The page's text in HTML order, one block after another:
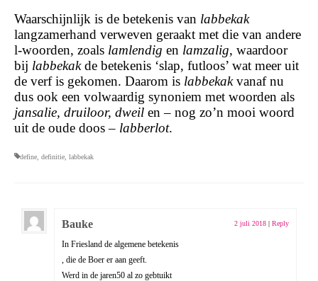
Waarschijnlijk is de betekenis van labbekak
langzamerhand verweven geraakt met die van andere
l-woorden, zoals lamlendig en lamzalig, waardoor
bij labbekakde betekenis ‘slap, futloos’ wat meer uit
de verf is gekomen. Daarom is labbekakvanaf nu
dus ook een volwaardig synoniem met woorden als
jansalie, druiloor, dweil en – nog zo’n mooi woord
uit de oude doos – labberlot.
define definitie labbekak
Bauke 2 juli 2018 | Reply
In Friesland de algemene betekenis
, die de Boer er aan geeft.
Werd in de jaren50 al zo gebtuikt